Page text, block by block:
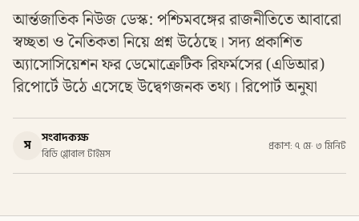
আর্ন্তজাতিক নিউজ ডেস্ক: পশ্চিমবঙ্গের রাজনীতিতে আবারো
স্বচ্ছতা ও নৈতিকতা নিয়ে প্রশ্ন উঠেছে। সদ্য প্রকাশিত
অ্যাসোসিয়েশন ফর ডেমোক্রেটিক রিফর্মসের (এডিআর)
রিপোর্টে উঠে এসেছে উদ্বেগজনক তথ্য। রিপোর্ট অনুযা
স সংবাদকক্ষ
বিডি গ্লোবাল টাইমস
প্রকাশ: ৭ মে· ৩ মিনিট